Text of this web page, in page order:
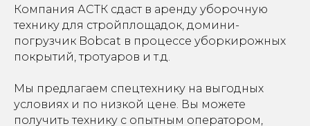
Компания АСТК сдаст в аренду уборочную
технику для стройплощадок, домини-
погрузчик Bobcat в процессе уборкирожных
покрытий, тротуаров и т.д.
Мы предлагаем спецтехнику на выгодных
условиях и по низкой цене. Вы можете
получить технику с опытным оператором,